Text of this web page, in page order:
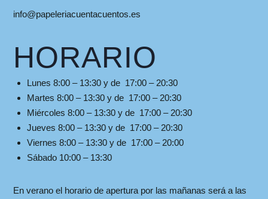
info@papeleriacuentacuentos.es
HORARIO
Lunes 8:00 – 13:30 y de 17:00 – 20:30
Martes 8:00 – 13:30 y de 17:00 – 20:30
Miércoles 8:00 – 13:30 y de 17:00 – 20:30
Jueves 8:00 – 13:30 y de 17:00 – 20:30
Viernes 8:00 – 13:30 y de 17:00 – 20:00
Sábado 10:00 – 13:30
En verano el horario de apertura por las mañanas será a las